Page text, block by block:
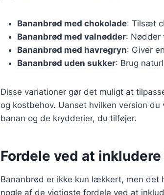
Bananbrød med chokolade: Tilsæt
Bananbrød med valnødder: Nødder
Bananbrød med havregryn: Giver
Bananbrød uden sukker: Brug
Disse variationer gør det muligt at
og kostbehov. Uanset hvilken version
banan og de krydderier, du tilføjer.
Fordele ved at
Bananbrød er ikke kun lækkert, men
nogle af de vigtigste fordele ved at